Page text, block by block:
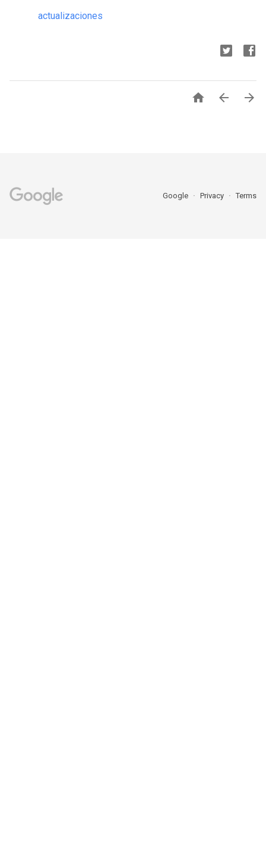
actualizaciones
  
Google Privacy Terms